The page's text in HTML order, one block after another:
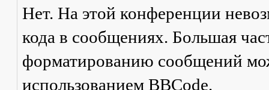
Нет. На этой конференции
кода в сообщениях. Большая
форматированию сообщений
использованием BBCode.